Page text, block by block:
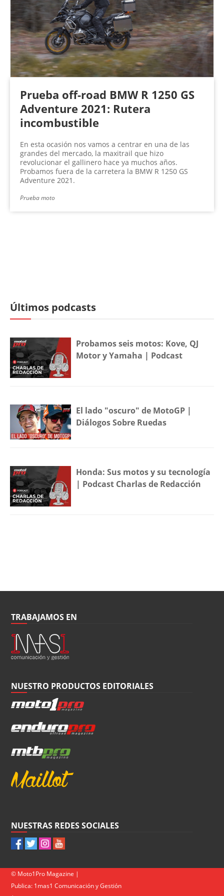
Prueba off-road BMW R 1250 GS
Adventure 2021: Rutera
incombustible
En esta ocasión nos vamos a centrar en una de las
grandes del mercado, la maxitrail que hizo
revolucionar el gallinero hace ya muchos años.
Probamos fuera de la carretera la BMW R 1250 GS
Adventure 2021.
Prueba moto
Últimos podcasts
Probamos seis motos: Kove, QJ
Motor y Yamaha | Podcast
El lado "oscuro" de MotoGP |
Diálogos Sobre Ruedas
Honda: Sus motos y su tecnología
| Podcast Charlas de Redacción
TRABAJAMOS EN
NUESTRO PRODUCTOS EDITORIALES
NUESTRAS REDES SOCIALES
© Moto1Pro Magazine |
Publica: 1mas1 Comunicación y Gestión